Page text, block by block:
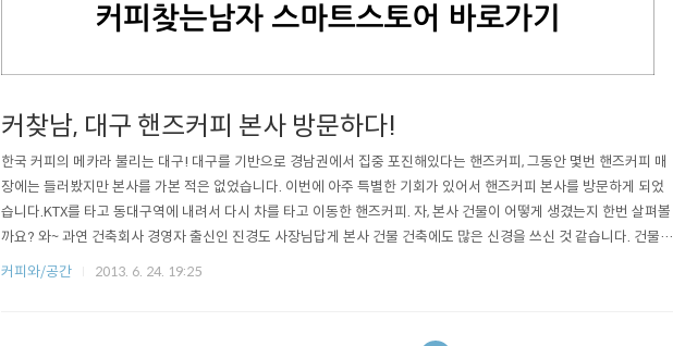
커찾남, 대구 핸즈커피 본사 방문하다!
한국 커피의 메카라 불리는 대구! 대구를 기반으로 경남권에서 집중 포진해있다는 핸즈커피, 그동안 몇번 핸즈커피 매
장에는 들러봤지만 본사를 가본 적은 없었습니다. 이번에 아주 특별한 기회가 있어서 핸즈커피 본사를 방문하게 되었
습니다.KTX를 타고 동대구역에 내려서 다시 차를 타고 이동한 핸즈커피. 자, 본사 건물이 어떻게 생겼는지 한번 살펴볼
까요? 와~ 과연 건축회사 경영자 출신인 진경도 사장님답게 본사 건물 건축에도 많은 신경을 쓰신 것 같습니다. 건물 위
로 핸즈커피의 로고가 큼지막히 눈에 들어오네요. 문을 열고 들어서는데 역시 여기에도 커다란 핸즈커피의 로고가 있
커피와/공간 2013. 6. 24. 19:25